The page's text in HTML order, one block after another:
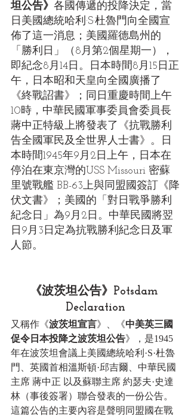
坦公告》 各國傳遞的投降決定，當
日美國總統哈利·S·杜魯門向全國宣
佈了這一消息；美國羅德島州的
「勝利日」（8月第2個星期一），
即紀念8月14日。日本時間8月15日正
午，日本昭和天皇向全國廣播了
《終戰詔書》；同日重慶時間上午
10時，中華民國軍事委員會委員長
蔣中正特級上將發表了《抗戰勝利
告全國軍民及全世界人士書》。日
本時間1945年9月2日上午，日本在
停泊在東京灣的USS Missouri 密蘇
里號戰艦 BB-63上與同盟國簽訂《降
伏文書》；美國的「對日戰爭勝利
紀念日」為9月2日。中華民國將翌
日9月3日定為抗戰勝利紀念日及軍
人節。
《波茨坦公告》Potsdam
Declaration
又稱作《波茨坦宣言》、《中美英三國
促令日本投降之波茨坦公告》，是1945
年在波茨坦會議上美國總統哈利·S·杜魯
門、英國首相溫斯頓·邱吉爾、中華民國
主席 蔣中正 以及蘇聯主席 約瑟夫·史達
林（事後簽署）聯合發表的一份公告。
這篇公告的主要內容是聲明同盟國在戰